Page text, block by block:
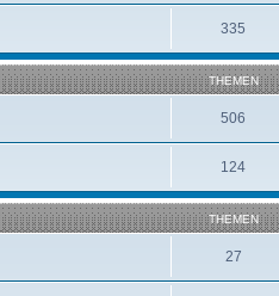
335
THEMEN
506
124
THEMEN
27